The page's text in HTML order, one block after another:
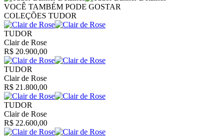
VOCÊ TAMBÉM PODE GOSTAR
COLEÇÕES TUDOR
TUDOR
Clair de Rose
R$ 20.900,00
TUDOR
Clair de Rose
R$ 21.800,00
TUDOR
Clair de Rose
R$ 22.600,00